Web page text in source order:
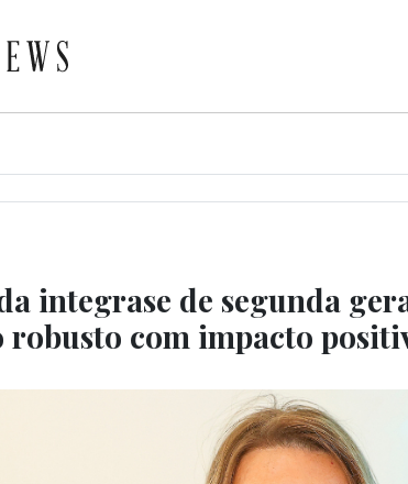
integrase de segunda
com impacto